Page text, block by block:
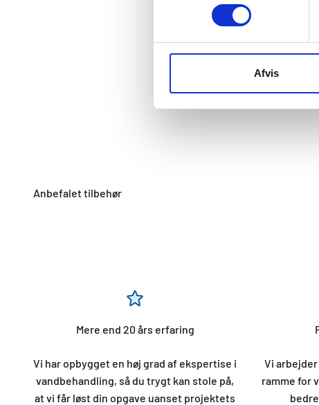
Afvis
Mere end 20 års erfaring
Vi har opbygget en høj grad af ekspertise i
vandbehandling, så du trygt kan stole på,
at vi får løst din opgave uanset projektets
Vi arbejder
ramme for